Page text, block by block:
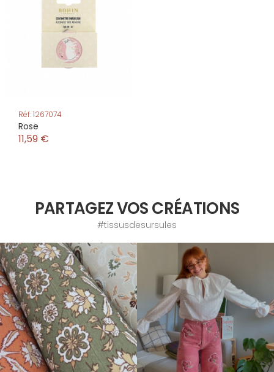
Réf: 1267074
Rose
11,59 €
PARTAGEZ VOS CRÉATIONS
#tissusdesursules